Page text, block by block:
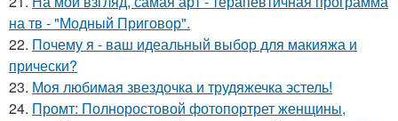
на тв - "Модный Приговор".
22. Почему я - ваш идеальный выбор для макияжа и
прически?
23. Моя любимая звездочка и трудяжечка эстель!
24. Промт: Полноростовой фотопортрет женщины,